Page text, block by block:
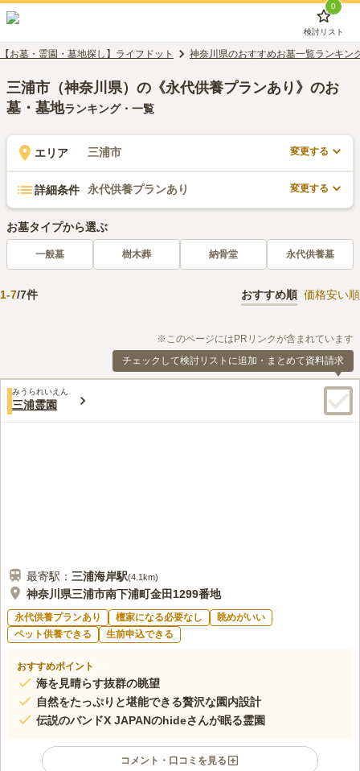
0
検討リスト
【お墓・霊園・墓地探し】ライフドット 神奈川県のおすすめお墓一覧ランキン
三浦市（神奈川県）の《永代供養プランあり》のお
墓・墓地ランキング・一覧
エリア 三浦市 変更する
詳細条件 永代供養プランあり 変更する
お墓タイプから選ぶ
一般墓 樹木葬 納骨堂 永代供養墓
1-7/7件 おすすめ順 価格安い順
※このページにはPRリンクが含まれています
チェックして検討リストに追加・まとめて資料請求
みうられいえん
三浦霊園
最寄駅： 三浦海岸駅(4.1km)
神奈川県三浦市南下浦町金田1299番地
永代供養プランあり 檀家になる必要なし
眺めがいい
ペット供養できる
生前申込できる
おすすめポイント
海を見晴らす抜群の眺望
自然をたっぷりと堪能できる贅沢な園内設計
伝説のバンドX JAPANのhideさんが眠る霊園
コメント・口コミを見る